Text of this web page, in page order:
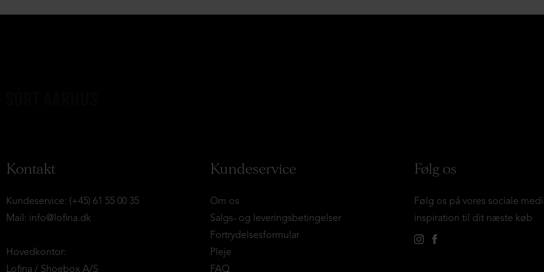
Kontakt
Kundeservice: (+45) 61 55 00 35
Mail: info@lofina.dk
Hovedkontor:
Lofina / Shoebox A/S
Kundeservice
Om os
Salgs- og leveringsbetingelser
Fortrydelsesformular
Pleje
FAQ
Følg os
Følg os på vores sociale
inspiration til dit næste køb